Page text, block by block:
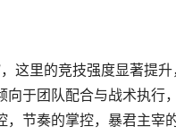
这里的竞技强度显著提
向于团队配合与战术执行
节奏的掌控，暴君主宰